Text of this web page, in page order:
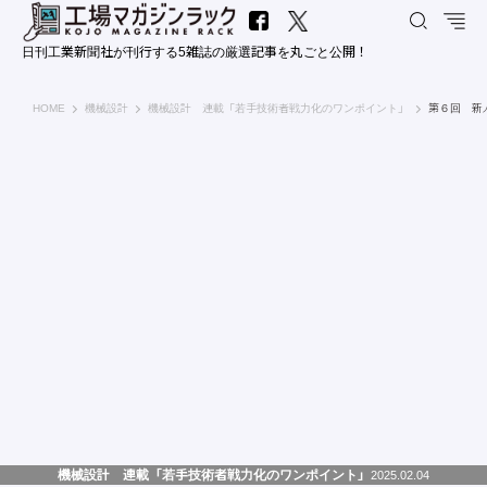
日刊工業新聞社が刊行する5雑誌の厳選記事を丸ごと公開！
HOME 工場マガジンラック｜日刊工業新聞社
機械設計 機械設計 連載「若手技術者戦力化のワンポイント」 第６回 新
機械設計 連載「若手技術者戦力化のワンポイント」 2025.02.04